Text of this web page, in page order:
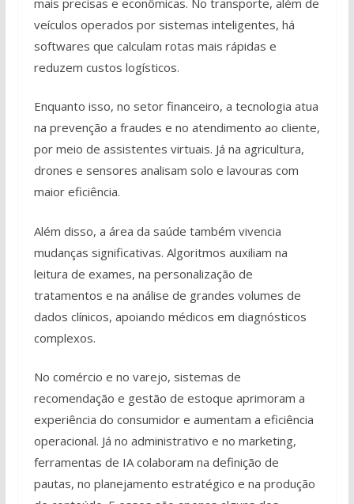
veículos operados por sistemas inteligentes, há
softwares que calculam rotas mais rápidas e
reduzem custos logísticos.
Enquanto isso, no setor financeiro, a tecnologia atua
na prevenção a fraudes e no atendimento ao cliente,
por meio de assistentes virtuais. Já na agricultura,
drones e sensores analisam solo e lavouras com
maior eficiência.
Além disso, a área da saúde também vivencia
mudanças significativas. Algoritmos auxiliam na
leitura de exames, na personalização de
tratamentos e na análise de grandes volumes de
dados clínicos, apoiando médicos em diagnósticos
complexos.
No comércio e no varejo, sistemas de
recomendação e gestão de estoque aprimoram a
experiência do consumidor e aumentam a eficiência
operacional. Já no administrativo e no marketing,
ferramentas de IA colaboram na definição de
pautas, no planejamento estratégico e na produção